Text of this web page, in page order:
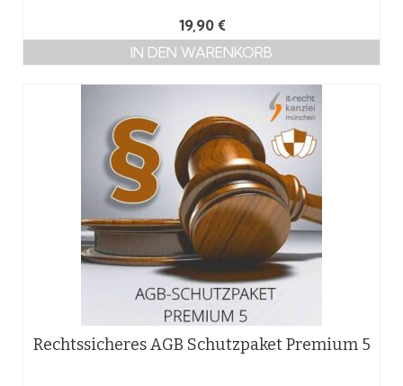
19,90 €
IN DEN WARENKORB
Rechtssicheres AGB Schutzpaket Premium 5